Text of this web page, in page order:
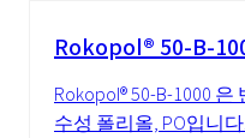
Rokopol® 50-B-
Rokopol® 50-B-1000 은
수성 폴리올, PO입니